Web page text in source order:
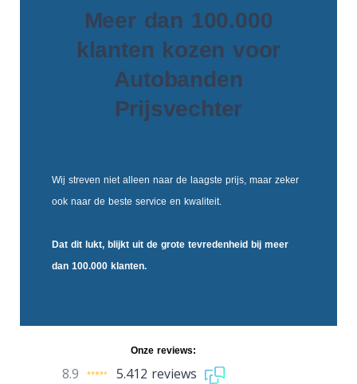
Meer dan 100.000
klanten kozen voor
Autobanden
Prijsvechter
Wij streven niet alleen naar de laagste prijs, maar zeker
ook naar de beste service en kwaliteit.
Dat dit lukt, blijkt uit de grote tevredenheid bij meer
dan 100.000 klanten.
Onze reviews:
8.9 5.412 reviews